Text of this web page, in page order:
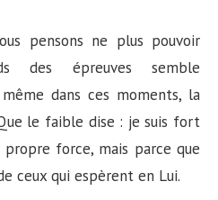
pensons ne plus pouvoir
des épreuves semble
dans ces moments, la
le faible dise : je suis fort
propre force, mais parce que
ceux qui espèrent en Lui.